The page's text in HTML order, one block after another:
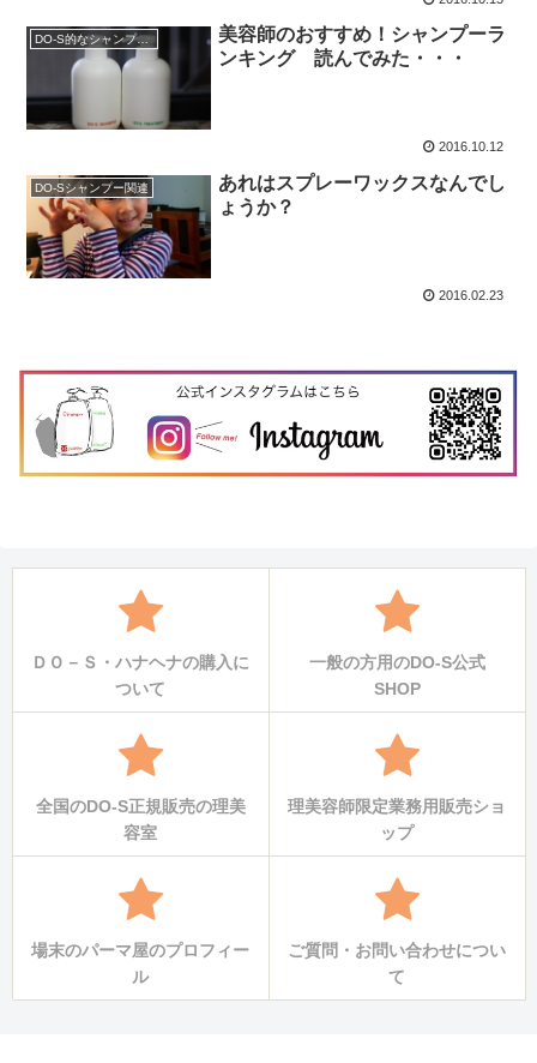
DO-S的なシャンプー解析
美容師のおすすめ！シャンプーラ
ンキング 読んでみた・・・
2016.10.12
DO-Sシャンプー関連
あれはスプレーワックスなんでし
ょうか？
2016.02.23
ＤＯ－Ｓ・ハナヘナの購入に
ついて
一般の方用のDO-S公式
SHOP
全国のDO-S正規販売の理美
容室
理美容師限定業務用販売ショ
ップ
場末のパーマ屋のプロフィー
ル
ご質問・お問い合わせについ
て